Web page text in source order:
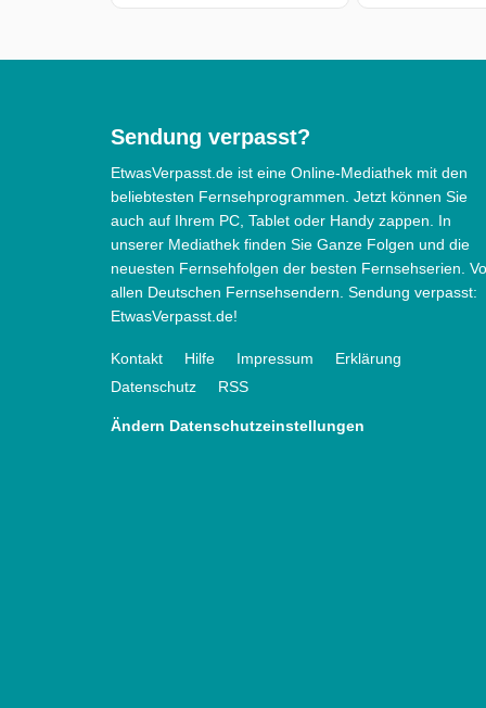
Sendung verpasst?
EtwasVerpasst.de ist eine Online-Mediathek mit den
beliebtesten Fernsehprogrammen. Jetzt können Sie
auch auf Ihrem PC, Tablet oder Handy zappen. In
unserer Mediathek finden Sie Ganze Folgen und die
neuesten Fernsehfolgen der besten Fernsehserien.
allen Deutschen Fernsehsendern. Sendung verpasst:
EtwasVerpasst.de!
Kontakt Hilfe Impressum
Erklärung
Datenschutz
RSS
Ändern Datenschutzeinstellungen